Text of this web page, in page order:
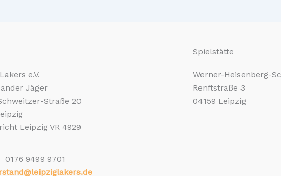
e.V.
Jäger
Straße 20
Leipzig VR 4929
0176 9499 9701
Spielstätte
Werner-Heisenberg-
Renftstraße 3
04159 Leipzig